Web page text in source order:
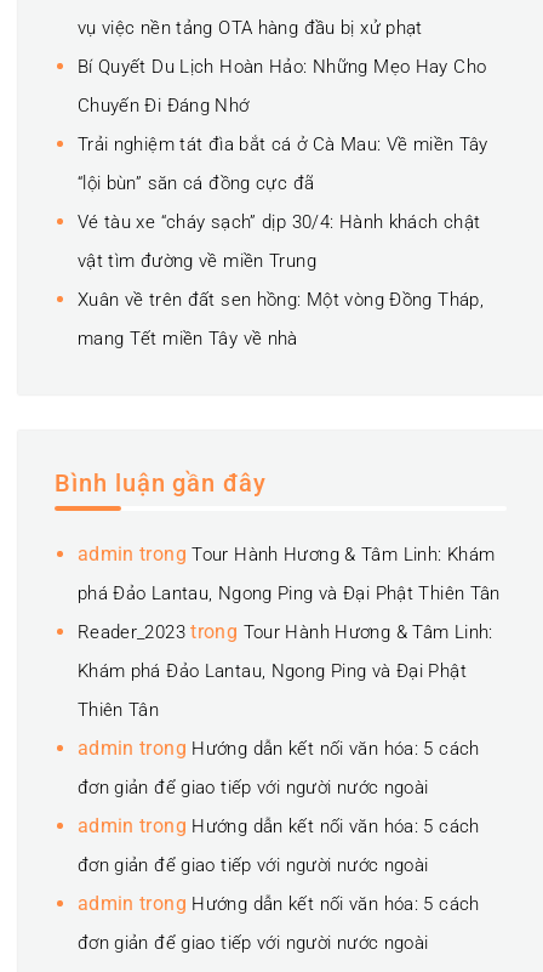
vụ việc nền tảng OTA hàng đầu bị xử phạt
Bí Quyết Du Lịch Hoàn Hảo: Những Mẹo Hay Cho
Chuyến Đi Đáng Nhớ
Trải nghiệm tát đìa bắt cá ở Cà Mau: Về miền Tây
“lội bùn” săn cá đồng cực đã
Vé tàu xe “cháy sạch” dịp 30/4: Hành khách chật
vật tìm đường về miền Trung
Xuân về trên đất sen hồng: Một vòng Đồng Tháp,
mang Tết miền Tây về nhà
Bình luận gần đây
admin trongTour Hành Hương & Tâm Linh: Khám
phá Đảo Lantau, Ngong Ping và Đại Phật Thiên Tân
Reader_2023trong Tour Hành Hương & Tâm Linh:
Khám phá Đảo Lantau, Ngong Ping và Đại Phật
Thiên Tân
admin trong Hướng dẫn kết nối văn hóa: 5 cách
đơn giản để giao tiếp với người nước ngoài
admin trong Hướng dẫn kết nối văn hóa: 5 cách
đơn giản để giao tiếp với người nước ngoài
admin trong Hướng dẫn kết nối văn hóa: 5 cách
đơn giản để giao tiếp với người nước ngoài